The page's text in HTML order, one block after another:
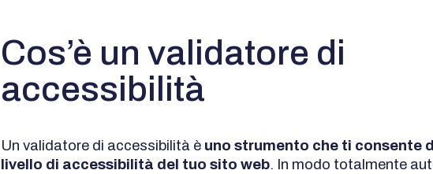
Cos’è un validatore di
accessibilità
Un validatore di accessibilità è uno strumento che ti consente
livello di accessibilità del tuo sito web. In modo totalmente